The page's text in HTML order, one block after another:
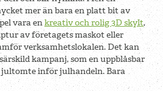
mer än bara en platt bit av
vara enkreativ och rolig 3D skylt,
av företagets maskot eller
verksamhetslokalen. Det kan
kampanj, som en uppblåsbar
inför julhandeln. Bara